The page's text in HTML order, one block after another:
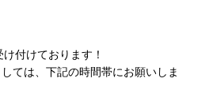
付けております！
ては、下記の時間帯にお願いしま